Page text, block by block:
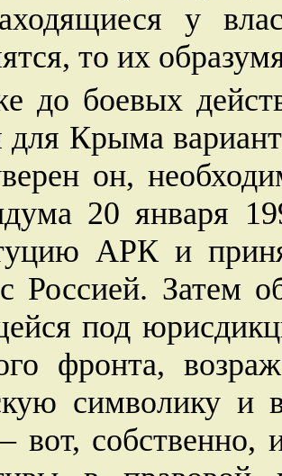
у
то их
до боевых
Крыма
он,
20 января
АРК и
Россией. Затем
под
фронта,
символику и
вот, собственно,